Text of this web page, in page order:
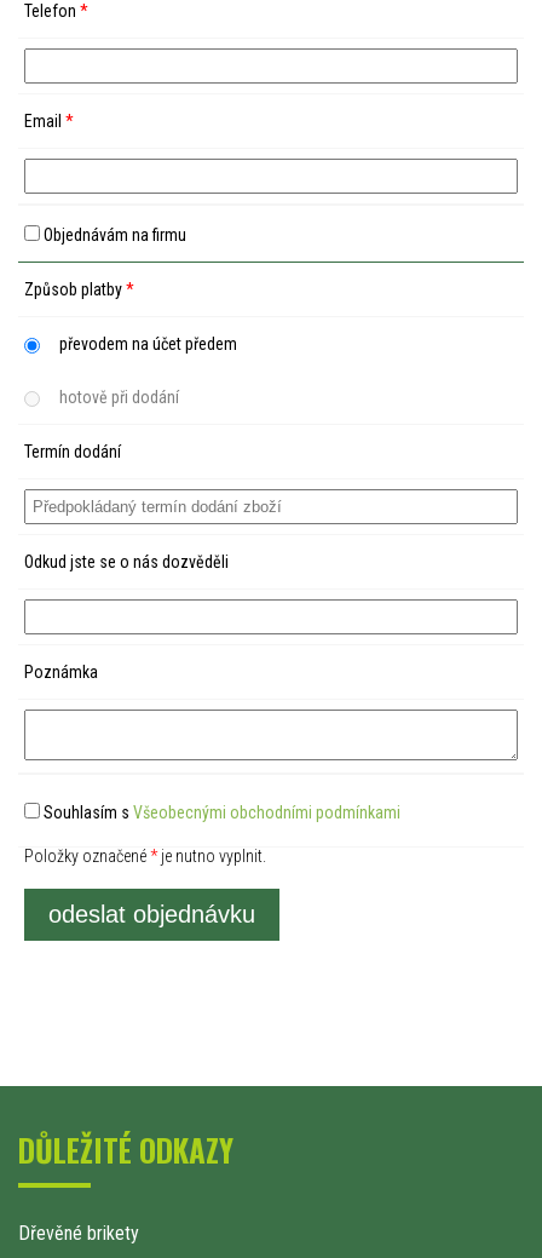
Telefon *
Email *
Objednávám na firmu
Způsob platby*
převodem na účet předem
hotově při dodání
Termín dodání
Odkud jste se o nás dozvěděli
Poznámka
Souhlasím s Všeobecnými obchodními podmínkami
Položky označené*je nutno vyplnit.
odeslat objednávku
DŮLEŽITÉ ODKAZY
Dřevěné brikety